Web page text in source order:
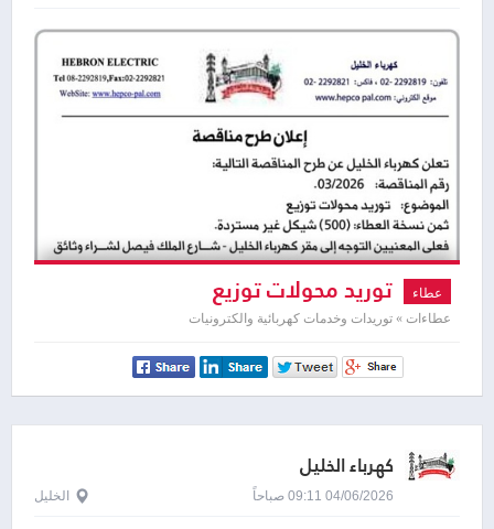
عطاء توريد محولات توزيع
عطاءات » توريدات وخدمات كهربائية والكترونيات
كهرباء الخليل
04/06/2026 09:11 صباحاً الخليل